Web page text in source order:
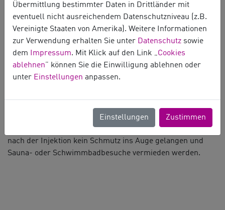
Die größte Gefahr bei einer intravitrealen Injektion -
glücklicherweise ein sehr sehr seltenes Ereignis - ist eine
Entzündung im Augeninneren (Endophthalmitis). Hierbei
handelt es sich um eine ernste Komplikation, die möglichst
zeitnah behandelt werden muss. Sollten Sie in den Tagen
nach dem Eingriff bemerken, dass Sie plötzlich schlechter
augenärztlich kontrollieren lassen.
Generell sollten zum Schutz vor Infektionen für einige Tage
nach der Injektion kein Schmutz ins Auge gelangen und
Sauna- oder Schwimmbadbesuche vermieden werden.
Übermittlung bestimmter Daten in Drittländer mit
eventuell nicht ausreichendem Datenschutzniveau (z.B.
Vereinigte Staaten von Amerika). Weitere Informationen
zur Verwendung erhalten Sie unter Datenschutz sowie
dem
Impressum. Mit Klick auf den Link „Cookies
ablehnen” können Sie die Einwilligung ablehnen oder
unter Einstellungen anpassen.
Einstellungen Zustimmen